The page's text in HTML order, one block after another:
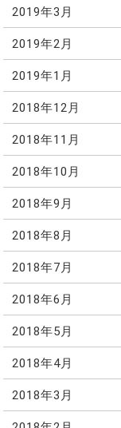
2019年3月
2019年2月
2019年1月
2018年12月
2018年11月
2018年10月
2018年9月
2018年8月
2018年7月
2018年6月
2018年5月
2018年4月
2018年3月